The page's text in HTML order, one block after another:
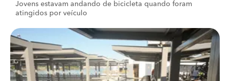
Jovens estavam andando de bicicleta quando foram
atingidos por veículo